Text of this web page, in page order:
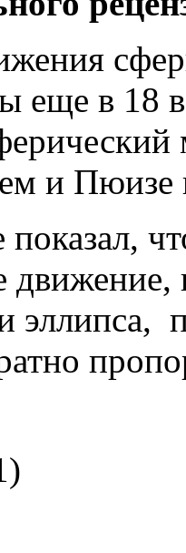
еще в 18
и Пюизе
движение,
эллипса,